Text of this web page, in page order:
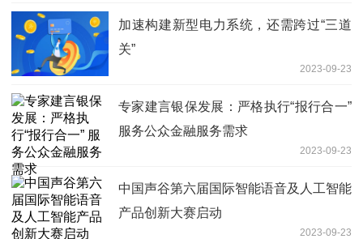
加速构建新型电力系统，还需跨过“三道
关”
2023-09-23
专家建言银保发展：严格执行“报行合一”
服务公众金融服务需求
2023-09-23
中国声谷第六届国际智能语音及人工智能
产品创新大赛启动
2023-09-23